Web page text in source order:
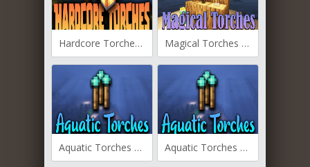
Hardcore Torches для Майнкрафт [1.21.1, 1.20.4, 1.20.2] Magical Torches для Майнкрафт [1.20.6, 1.20.4, 1.20.2]
Aquatic Torches для Майнкрафт [1.20.2, 1.20.1, 1.20] Aquatic Torches для Майнкрафт [1.19.4, 1.19.1, 1.18.2]